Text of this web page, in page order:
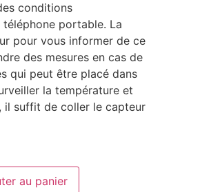
conditions
portable. La
pour vous informer de ce
des mesures en cas de
qui peut être placé dans
la température et
il suffit de coller le capteur
au panier